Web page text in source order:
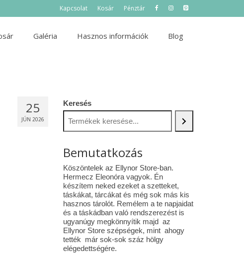
Kapcsolat Kosár Pénztár
Galéria Hasznos információk Blog
25
JÚN 2026
Keresés
Bemutatkozás
Köszöntelek az Ellynor Store-ban.
Hermecz Eleonóra vagyok. Én
készítem neked ezeket a szetteket,
táskákat, tárcákat és még sok más kis
hasznos tárolót. Remélem a te napjaidat
és a táskádban való rendszerezést is
ugyanúgy megkönnyítik majd az
Ellynor Store szépségek, mint ahogy
tették már sok-sok száz hölgy
elégedettségére.